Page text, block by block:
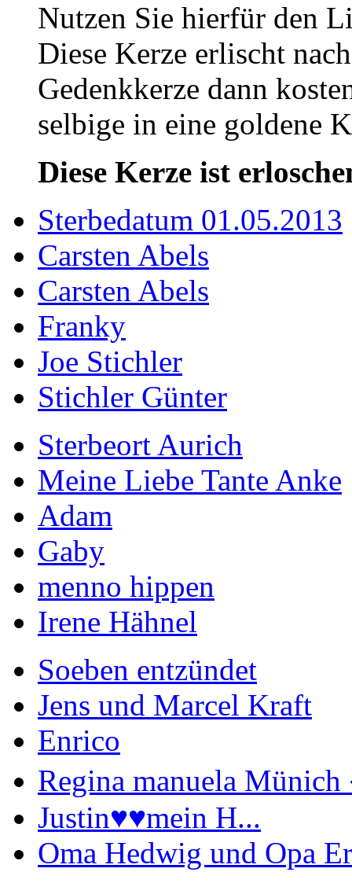
Nutzen Sie hierfür den
Diese Kerze erlischt
Gedenkkerze dann
selbige in eine goldene
Diese Kerze ist
Sterbedatum 01.05.2013
Carsten Abels
Carsten Abels
Franky
Joe Stichler
Stichler Günter
Sterbeort Aurich
Meine Liebe Tante Anke
Adam
Gaby
menno hippen
Irene Hähnel
Soeben entzündet
Jens und Marcel Kraft
Enrico
Regina manuela
Justin♥️♥️mein H...
Oma Hedwig und Opa